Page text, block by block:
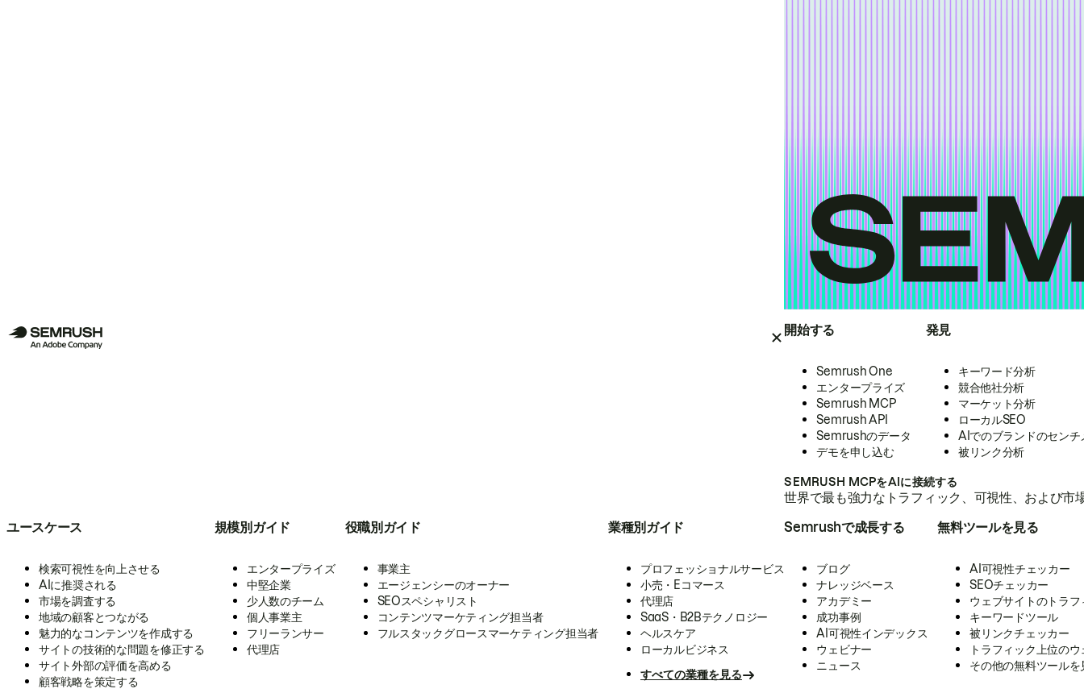
開始する
Semrush One
エンタープライズ
Semrush MCP
Semrush API
Semrushのデータ
デモを申し込む
発見
キーワード分析
競合他社分析
マーケット分析
ローカルSEO
AIでのブランドのセンチ
被リンク分析
SEMRUSH MCPをAIに接続する
世界で最も強力なトラフィック、可視性、および
ユースケース
検索可視性を向上させる
AIに推奨される
市場を調査する
地域の顧客とつながる
魅力的なコンテンツを作成する
サイトの技術的な問題を修正する
サイト外部の評価を高める
顧客戦略を策定する
規模別ガイド
エンタープライズ
中堅企業
少人数のチーム
個人事業主
フリーランサー
代理店
役職別ガイド
事業主
エージェンシーのオーナー
SEOスペシャリスト
コンテンツマーケティング担当者
フルスタックグロースマーケティング担当者
業種別ガイド
プロフェッショナルサービス
小売・Eコマース
代理店
SaaS・B2Bテクノロジー
ヘルスケア
ローカルビジネス
すべての業種を見る
Semrushで成長する
ブログ
ナレッジベース
アカデミー
成功事例
AI可視性インデックス
ウェビナー
ニュース
無料ツールを見る
AI可視性チェッカー
SEOチェッカー
ウェブサイトのトラ
キーワードツール
被リンクチェッカー
トラフィック上位の
その他の無料ツールを